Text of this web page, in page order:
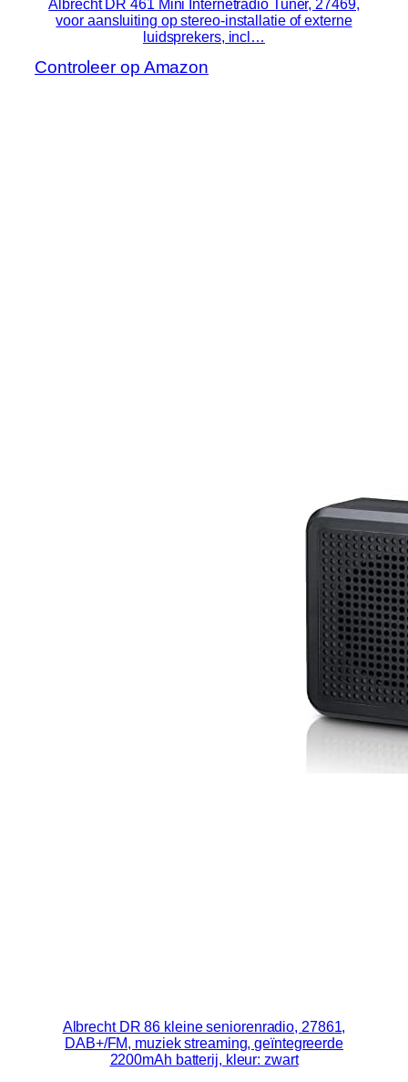
voor aansluiting op stereo-installatie of externe
luidsprekers, incl…
Controleer op Amazon
Albrecht DR 86 kleine seniorenradio, 27861,
DAB+/FM, muziek streaming, geïntegreerde
2200mAh batterij, kleur: zwart